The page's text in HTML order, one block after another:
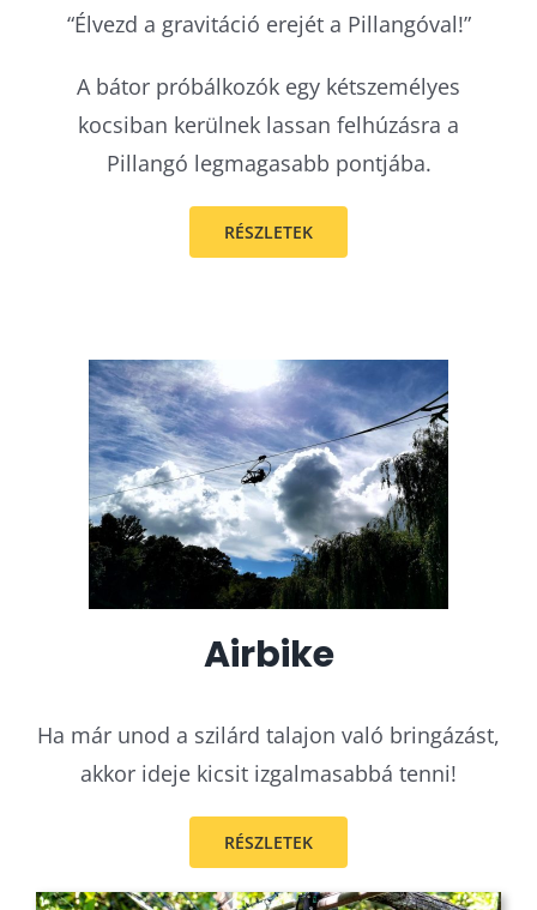
“Élvezd a gravitáció erejét a Pillangóval!”
A bátor próbálkozók egy kétszemélyes
kocsiban kerülnek lassan felhúzásra a
Pillangó legmagasabb pontjába.
RÉSZLETEK
Airbike
Ha már unod a szilárd talajon való bringázást,
akkor ideje kicsit izgalmasabbá tenni!
RÉSZLETEK